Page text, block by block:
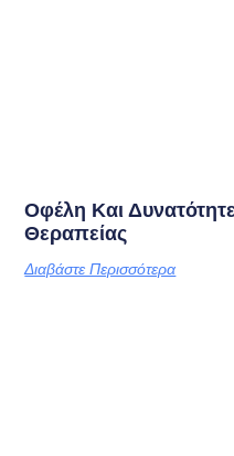
Οφέλη Και
Θεραπείας
Διαβάστε Περισσότερα